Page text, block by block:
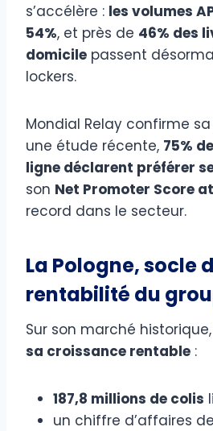
s’accélère : les volumes
54%, et près de 46% des
domicile passent
lockers.
Mondial Relay confirme
une étude récente, 75%
ligne déclarent préférer
son Net Promoter Score
record dans le secteur.
La Pologne, socle
rentabilité du
Sur son marché historique,
sa croissance rentable :
187,8 millions de colis
un chiffre d’affaires de